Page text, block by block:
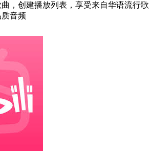
，创建播放列表，享受来自华语流行歌
音频